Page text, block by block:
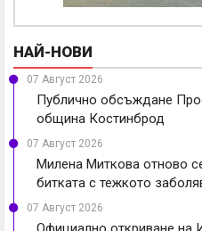
НАЙ-НОВИ
07 Август 2026
Публично обсъждане
община Костинброд
07 Август 2026
Милена Миткова отново
битката с тежкото
07 Август 2026